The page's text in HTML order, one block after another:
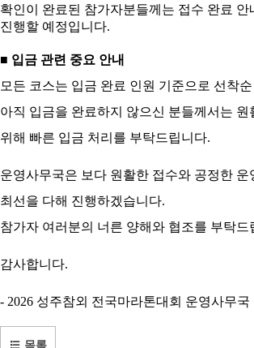
확인이 완료된 참가자분들께는 접수 완료 안
진행할 예정입니다.
■ 입금 관련 중요 안내
모든 코스는 입금 완료 인원 기준으로 선착
아직 입금을 완료하지 않으신 분들께서는 원
위해 빠른 입금 처리를 부탁드립니다.
운영사무국은 보다 원활한 접수와 공정한 운
최선을 다해 진행하겠습니다.
참가자 여러분의 너른 양해와 협조를 부탁드
감사합니다.
- 2026 성주참외 전국마라톤대회 운영사무국
목록